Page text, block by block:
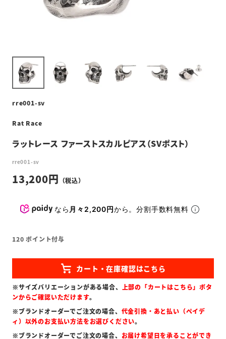
rre001-sv
Rat Race
ラットレース ファーストスカルピアス（SVポスト）
rre001-sv
13,200
なら 月々2,200円から。分割手数料無料
120 ポイント付与
※サイズバリエーションがある場合、 上部の「カートはこちら」ボタ
ンからご確認いただけます。
※ブランドオーダーでご注文の場合、 代金引換・あと払い（ペイデ
ィ）以外のお支払い方法をお選びください。
※ブランドオーダーでご注文の場合、 お届け希望日を承ることができ